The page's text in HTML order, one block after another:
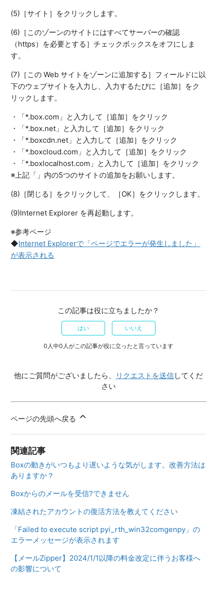
(5)［サイト］をクリックします。
(6)［このゾーンのサイトにはすべてサーバーの確認
（https）を必要とする］チェックボックスをオフにしま
す。
(7)［この Web サイトをゾーンに追加する］フィールドに以
下のウェブサイトを入力し、入力するたびに［追加］をク
リックします。
・「*.box.com」と入力して［追加］をクリック
・「*.box.net」と入力して［追加］をクリック
・「*.boxcdn.net」と入力して［追加］をクリック
・「*.boxcloud.com」と入力して［追加］をクリック
・「*.boxlocalhost.com」と入力して［追加］をクリック
※上記「」内の5つのサイトの追加をお願いします。
(8)［閉じる］をクリックして、［OK］をクリックします。
(9)Internet Explorer を再起動します。
※参考ページ
◆Internet Explorerで「ページでエラーが発生しました」
が表示される
この記事は役に立ちましたか？
はい いいえ
0人中0人がこの記事が役に立ったと言っています
他にご質問がございましたら、 リクエストを送信してくだ
さい
ページの先頭へ戻る
関連記事
Boxの動きがいつもより遅いような気がします。改善方法は
ありますか？
Boxからのメールを受信?できません
凍結されたアカウントの復活方法を教えてください
「Failed to execute script pyi_rth_win32comgenpy」の
エラーメッセージが表示されます
【メールZipper】2024/1/1以降の料金改定に伴うお客様へ
の影響について